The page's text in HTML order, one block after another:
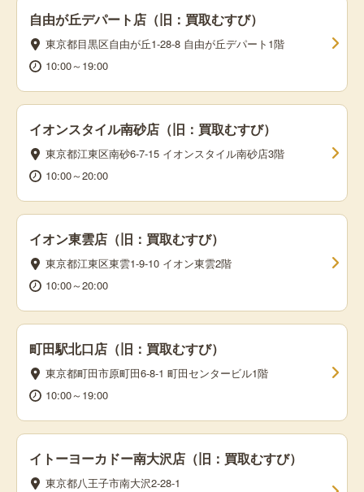
自由が丘デパート店（旧：買取むすび）
東京都目黒区自由が丘1-28-8 自由が丘デパート1階
10:00～19:00
イオンスタイル南砂店（旧：買取むすび）
東京都江東区南砂6-7-15 イオンスタイル南砂店3階
10:00～20:00
イオン東雲店（旧：買取むすび）
東京都江東区東雲1-9-10 イオン東雲2階
10:00～20:00
町田駅北口店（旧：買取むすび）
東京都町田市原町田6-8-1 町田センタービル1階
10:00～19:00
イトーヨーカドー南大沢店（旧：買取むすび）
東京都八王子市南大沢2-28-1